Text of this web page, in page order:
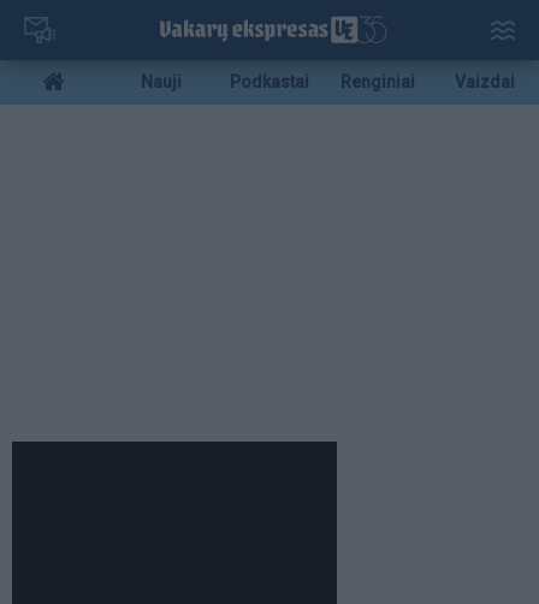
Pereiti
pagrindinį
turinį
Mobile
menu
Nauji Podkastai Renginiai Vaizdai